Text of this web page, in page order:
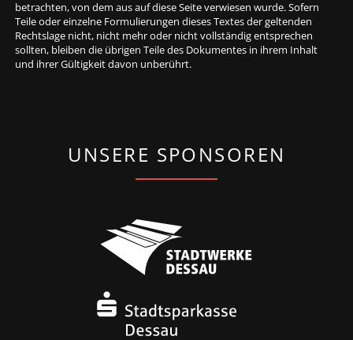
betrachten, von dem aus auf diese Seite verwiesen wurde. Sofern
Teile oder einzelne Formulierungen dieses Textes der geltenden
Rechtslage nicht, nicht mehr oder nicht vollständig entsprechen
sollten, bleiben die übrigen Teile des Dokumentes in ihrem Inhalt
und ihrer Gültigkeit davon unberührt.
UNSERE SPONSOREN